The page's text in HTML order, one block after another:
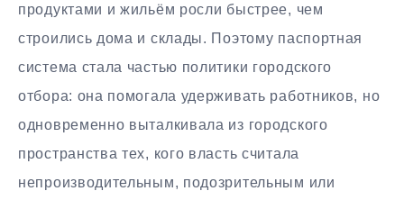
продуктами и жильём росли быстрее, чем
строились дома и склады. Поэтому паспортная
система стала частью политики городского
отбора: она помогала удерживать работников, но
одновременно выталкивала из городского
пространства тех, кого власть считала
непроизводительным, подозрительным или